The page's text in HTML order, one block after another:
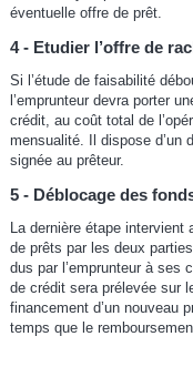
éventuelle offre de prêt.
4 - Etudier l’offre de
Si l’étude de faisabilité
l’emprunteur devra porter
crédit, au coût total de
mensualité. Il dispose d’un
signée au prêteur.
5 - Déblocage des
La dernière étape intervient
de prêts par les deux
dus par l’emprunteur à ses
de crédit sera prélevée sur
financement d’un nouveau
temps que le